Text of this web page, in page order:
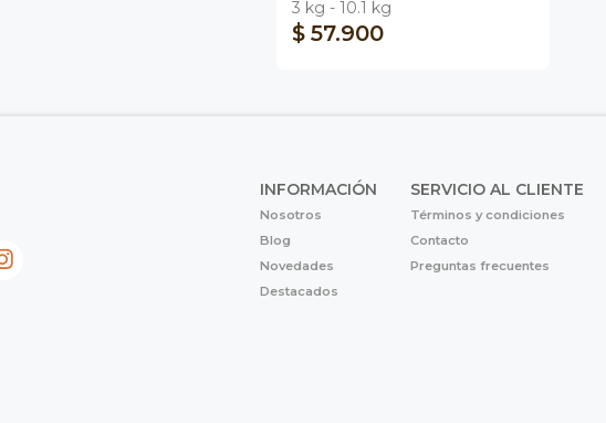
3 kg - 10.1 kg
$ 57.900
INFORMACIÓN
Nosotros
Blog
Novedades
Destacados
SERVICIO AL CLIENTE
Términos y condiciones
Contacto
Preguntas frecuentes